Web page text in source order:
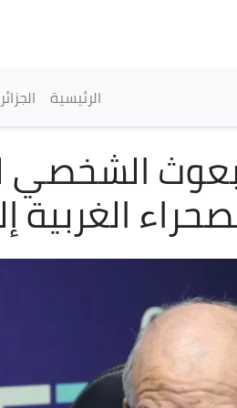
القائمة
الرئيسية الجزائر
الشخصي